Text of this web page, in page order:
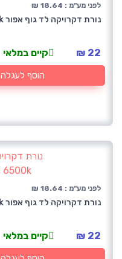
לפני מע"מ : 18.64 ₪
נורת דקרויקה לד גוף אפור FSL GU10 7W 3000k
22 ₪ קיים במלאי
הוסף לעגלה
לפני מע"מ : 18.64 ₪
נורת דקרויקה לד גוף אפור FSL GU10 7W 6500k
22 ₪ קיים במלאי